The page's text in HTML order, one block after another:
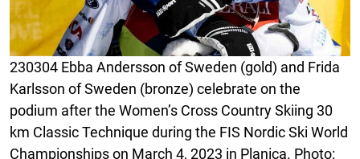
230304 Ebba Andersson of Sweden (gold) and Frida
Karlsson of Sweden (bronze) celebrate on the
podium after the Women’s Cross Country Skiing 30
km Classic Technique during the FIS Nordic Ski World
Championships on March 4, 2023 in Planica. Photo: